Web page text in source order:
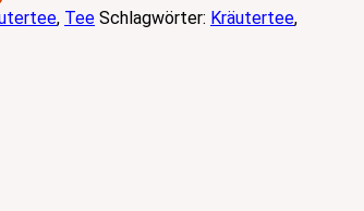
, Tee Schlagwörter: Kräutertee,